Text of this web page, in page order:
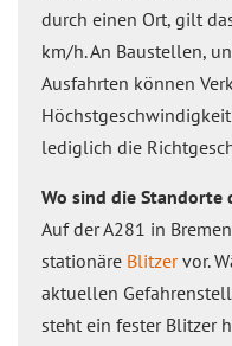
durch einen Ort, gilt
km/h. An Baustellen,
Ausfahrten können
lediglich die
Wo sind die Standorte
Auf der A281 in
stationäre Blitzervor.
aktuellen
steht ein fester Blitzer